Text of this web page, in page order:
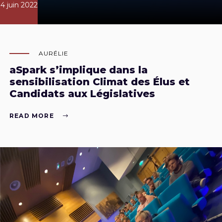
4 juin 2022
AURÉLIE
aSpark s’implique dans la
sensibilisation Climat des Élus et
Candidats aux Législatives
READ MORE